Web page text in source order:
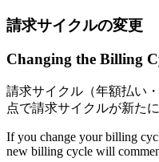
請求サイクルの変更
Changing the Billing
請求サイクル（年額払い
点で請求サイクルが新た
If you change your billing
new billing cycle will